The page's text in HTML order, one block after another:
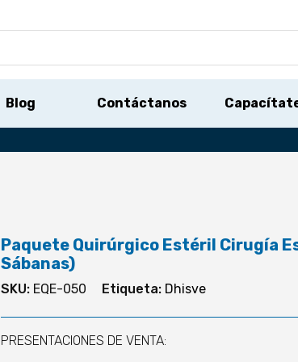
Blog Contáctanos
Paquete Quirúrgico Estéril Cirugía
Sábanas)
SKU: EQE-050 Etiqueta: Dhisve
PRESENTACIONES DE VENTA: